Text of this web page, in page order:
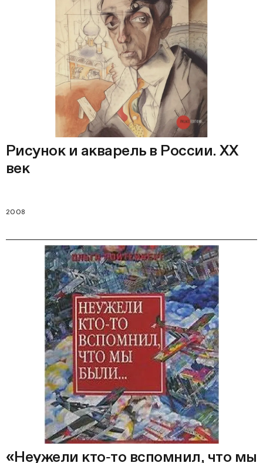
Рисунок и акварель в России. XX
век
2008
«Неужели кто‑то вспомнил, что мы